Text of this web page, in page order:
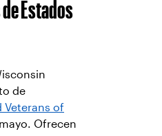
Estados
de
Veterans of
Ofrecen